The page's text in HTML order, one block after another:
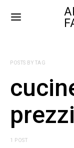
POSTS BY TAG
1 POST